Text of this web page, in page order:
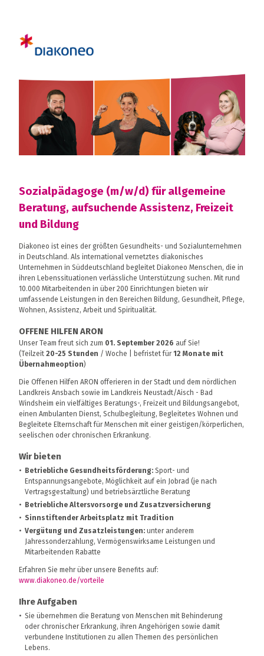
Sozialpädagoge (m/w/d) für allgemeine
Beratung, aufsuchende Assistenz, Freizeit
und Bildung
Diakoneo ist eines der größten Gesundheits- und Sozialunternehmen
in Deutschland. Als international vernetztes diakonisches
Unternehmen in Süddeutschland begleitet Diakoneo Menschen, die in
ihren Lebenssituationen verlässliche Unterstützung suchen. Mit rund
10.000 Mitarbeitenden in über 200 Einrichtungen bieten wir
umfassende Leistungen in den Bereichen Bildung, Gesundheit, Pflege,
Wohnen, Assistenz, Arbeit und Spiritualität.
OFFENE HILFEN ARON
Unser Team freut sich zum 01. September 2026 auf Sie!
(Teilzeit 20-25 Stunden / Woche | befristet für12 Monate mit
Übernahmeoption)
Die Offenen Hilfen ARON offerieren in der Stadt und dem nördlichen
Landkreis Ansbach sowie im Landkreis Neustadt/Aisch - Bad
Windsheim ein vielfältiges Beratungs-, Freizeit und Bildungsangebot,
einen Ambulanten Dienst, Schulbegleitung, Begleitetes Wohnen und
Begleitete Elternschaft für Menschen mit einer geistigen/körperlichen,
seelischen oder chronischen Erkrankung.
Wir bieten
Betriebliche Gesundheitsförderung: Sport- und
Entspannungsangebote, Möglichkeit auf ein Jobrad (je nach
Vertragsgestaltung) und betriebsärztliche Beratung
Betriebliche Altersvorsorge und Zusatzversicherung
Sinnstiftender Arbeitsplatz mit Tradition
Vergütung und Zusatzleistungen: unter anderem
Jahressonderzahlung, Vermögenswirksame Leistungen und
Mitarbeitenden Rabatte
Erfahren Sie mehr über unsere Benefits auf:
www.diakoneo.de/vorteile
Ihre Aufgaben
Sie übernehmen die Beratung von Menschen mit Behinderung
oder chronischer Erkrankung, ihren Angehörigen sowie damit
verbundene Institutionen zu allen Themen des persönlichen
Lebens.